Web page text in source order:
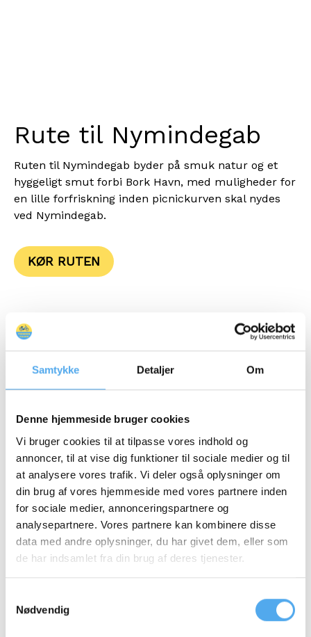
Samtykke Detaljer Om
Denne hjemmeside bruger cookies
Vi bruger cookies til at tilpasse vores indhold og
annoncer, til at vise dig funktioner til sociale medier og til
at analysere vores trafik. Vi deler også oplysninger om
din brug af vores hjemmeside med vores partnere inden
for sociale medier, annonceringspartnere og
analysepartnere. Vores partnere kan kombinere disse
data med andre oplysninger, du har givet dem, eller som
de har indsamlet fra din brug af deres tjenester.
Nødvendig
Rute til Nymindegab
Ruten til Nymindegab byder på smuk natur og et
hyggeligt smut forbi Bork Havn, med muligheder for
en lille forfriskning inden picnickurven skal nydes
ved Nymindegab.
KØR RUTEN